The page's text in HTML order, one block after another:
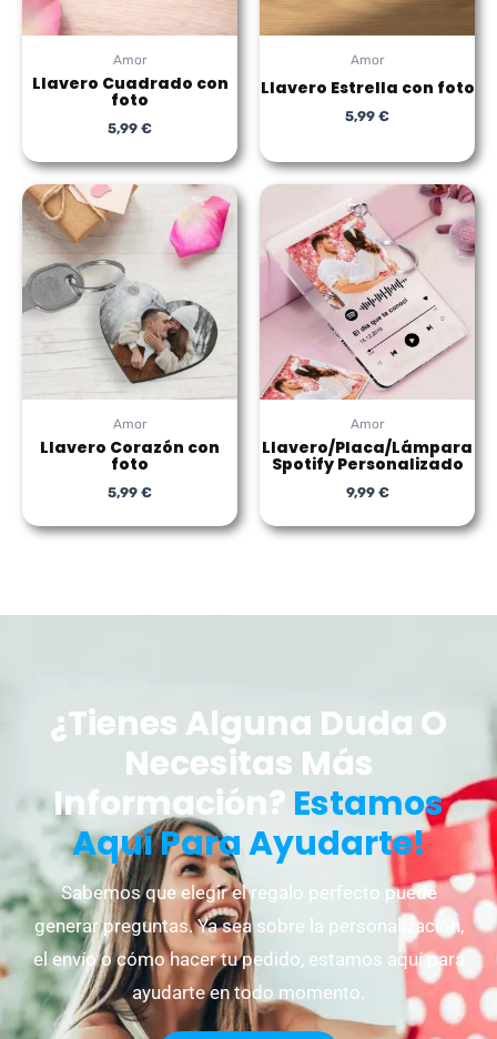
Amor
Llavero Cuadrado con
foto
5,99 €
Amor
Llavero Estrella con foto
5,99 €
Amor
Llavero Corazón con
foto
5,99 €
Amor
Llavero/Placa/Lámpara
Spotify Personalizado
9,99 €
¿Tienes Alguna Duda O
Necesitas Más
Información? Estamos
Aquí Para Ayudarte!
Sabemos que elegir el regalo perfecto puede
generar preguntas. Ya sea sobre la personalización,
el envío o cómo hacer tu pedido, estamos aquí para
ayudarte en todo momento.